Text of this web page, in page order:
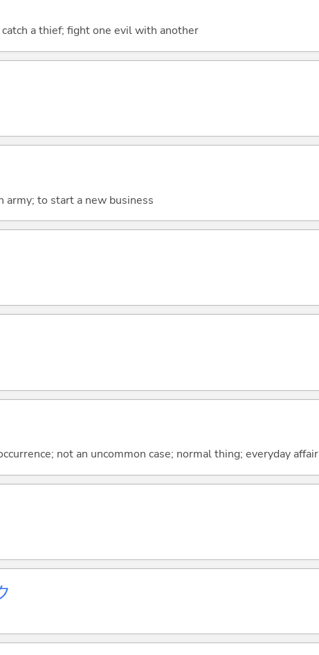
a thief; fight one evil with another
army; to start a new business
not an uncommon case; normal thing; everyday affair